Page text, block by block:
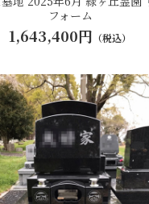
フォーム
1,643,400円 （税込）